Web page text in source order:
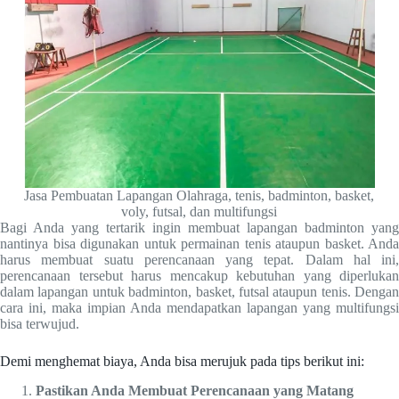
Jasa Pembuatan Lapangan Olahraga, tenis, badminton, basket,
voly, futsal, dan multifungsi
Bagi Anda yang tertarik ingin membuat lapangan badminton yang
nantinya bisa digunakan untuk permainan tenis ataupun basket. Anda
harus membuat suatu perencanaan yang tepat. Dalam hal ini,
perencanaan tersebut harus mencakup kebutuhan yang diperlukan
dalam lapangan untuk badminton, basket, futsal ataupun tenis. Dengan
cara ini, maka impian Anda mendapatkan lapangan yang multifungsi
bisa terwujud.
Demi menghemat biaya, Anda bisa merujuk pada tips berikut ini:
Pastikan Anda Membuat Perencanaan yang Matang